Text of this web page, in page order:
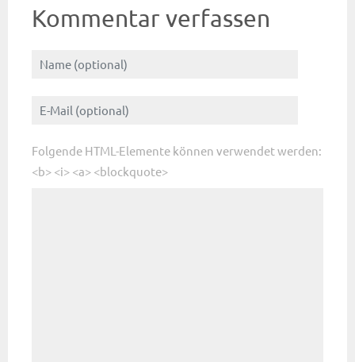
Kommentar verfassen
Folgende HTML-Elemente können verwendet werden:
<b> <i> <a> <blockquote>